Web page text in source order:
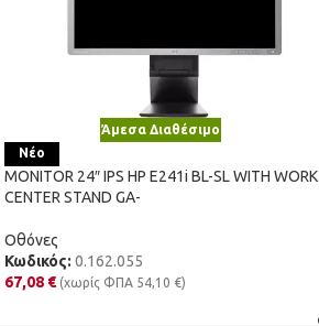
Άμεσα Διαθέσιμο
Νέο
MONITOR 24″ IPS HP E241i BL-SL WITH WORK
CENTER STAND GA-
Οθόνες
Κωδικός: 0.162.055
67,08 € (χωρίς ΦΠΑ 54,10 €)